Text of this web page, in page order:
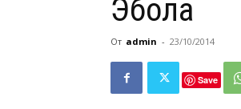
Эбола
От admin - 23/10/2014
Save